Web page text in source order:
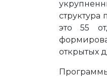
структура
это 55
открытых